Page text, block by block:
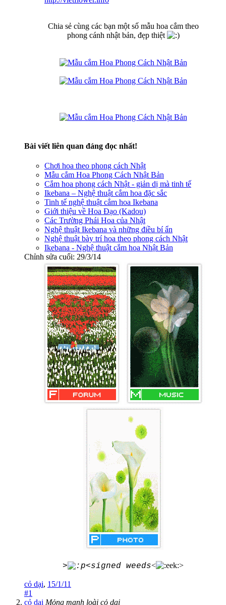
Chia sẻ cùng các bạn một số mẫu hoa cắm theo
phong cánh nhật bản, đẹp thiệt
Bài viết liên quan đáng đọc nhất!
Chơi hoa theo phong cách Nhật
Mẫu cắm Hoa Phong Cách Nhật Bản
Cắm hoa phong cách Nhật - giản dị mà tinh tế
Ikebana – Nghệ thuật cắm hoa đặc sắc
Tinh tế nghệ thuật cắm hoa Ikebana
Giới thiệu về Hoa Đạo (Kadou)
Các Trường Phái Hoa của Nhật
Nghệ thuật Ikebana và những điều bí ẩn
Nghệ thuật bày trí hoa theo phong cách Nhật
Ikebana - Nghệ thuật cắm hoa Nhật Bản
Chỉnh sửa cuối: 29/3/14
> <signed weeds< >
cỏ dại, 15/1/11
#1
cỏ dại Mỏng manh loài cỏ dại